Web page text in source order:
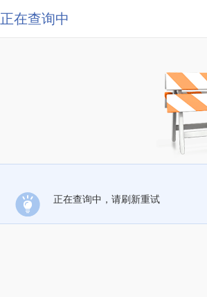
正在查询中
正在查询中，请刷新重试